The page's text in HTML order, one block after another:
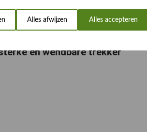
Alles afwijzen Alles accepteren
en wendbare trekker”